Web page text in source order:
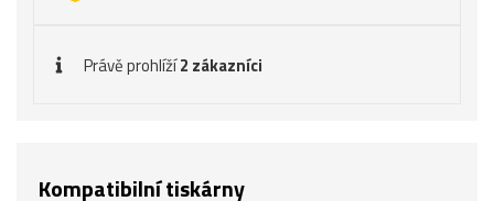
Právě prohlíží2 zákazníci
Kompatibilní tiskárny